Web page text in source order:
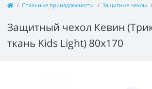
Спальные принадлежности Защитные чехлы
Защитный чехол Кевин
ткань Kids Light) 80x170